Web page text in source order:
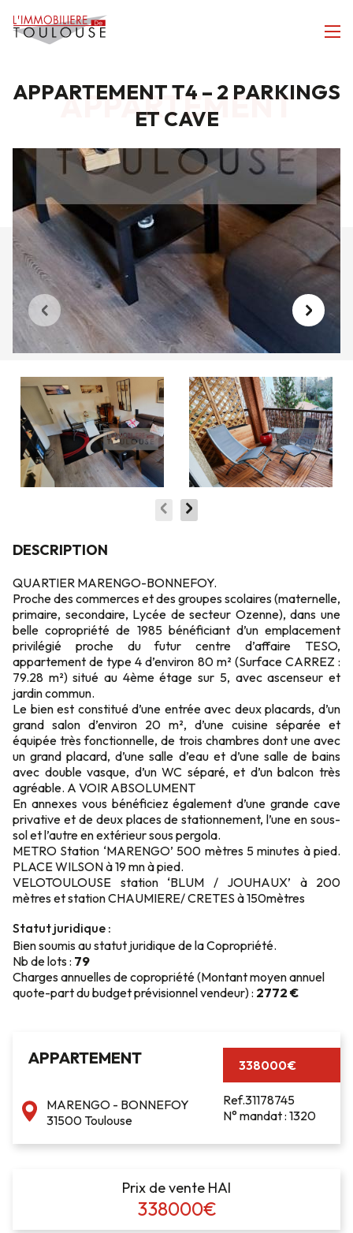
APPARTEMENT T4 – 2 PARKINGS
ET CAVE
APPARTEMENT
APPARTEMENT
MARENGO - BONNEFOY
31500 Toulouse
338000€
Ref.31178745
N° mandat : 1320
Prix de vente HAI
338000€
DESCRIPTION
QUARTIER MARENGO-BONNEFOY.
Proche des commerces et des groupes scolaires (maternelle,
primaire, secondaire, Lycée de secteur Ozenne), dans une
belle copropriété de 1985 bénéficiant d’un emplacement
privilégié proche du futur centre d’affaire TESO,
appartement de type 4 d’environ 80 m² (Surface CARREZ :
79.28 m²) situé au 4ème étage sur 5, avec ascenseur et
jardin commun.
Le bien est constitué d’une entrée avec deux placards, d’un
grand salon d’environ 20 m², d’une cuisine séparée et
équipée très fonctionnelle, de trois chambres dont une avec
un grand placard, d’une salle d’eau et d’une salle de bains
avec double vasque, d’un WC séparé, et d’un balcon très
agréable. A VOIR ABSOLUMENT
En annexes vous bénéficiez également d’une grande cave
privative et de deux places de stationnement, l’une en sous-
sol et l’autre en extérieur sous pergola.
METRO Station ‘MARENGO’ 500 mètres 5 minutes à pied.
PLACE WILSON à 19 mn à pied.
VELOTOULOUSE station ‘BLUM / JOUHAUX’ à 200
mètres et station CHAUMIERE/ CRETES à 150mètres
Statut juridique :
Bien soumis au statut juridique de la Copropriété.
Nb de lots : 79
Charges annuelles de copropriété (Montant moyen annuel
quote-part du budget prévisionnel vendeur) : 2772 €